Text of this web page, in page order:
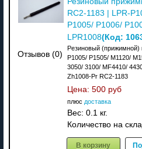
Отзывов (0)
RC2-1183 | LPR-
P1005/ P1006/
LPR1008(Код:
Резиновый (прижимной)
P1005/ P1505/ M1120/
3050/ 3100/ MF4410/
Zh1008-Pr RC2-1183
Цена: 500 руб
плюс доставка
Вес: 0.1 кг.
Количество на
В корзину